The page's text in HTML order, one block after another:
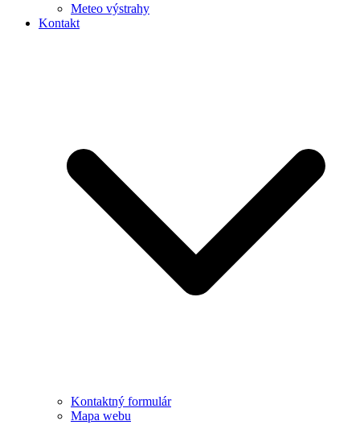
Meteo výstrahy
Kontakt
Kontaktný formulár
Mapa webu